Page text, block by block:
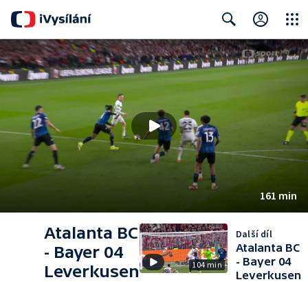
Search Close
161 min
Atalanta BC
- Bayer 04
Leverkusen
104 min
Další díl
Atalanta BC
- Bayer 04
Leverkusen